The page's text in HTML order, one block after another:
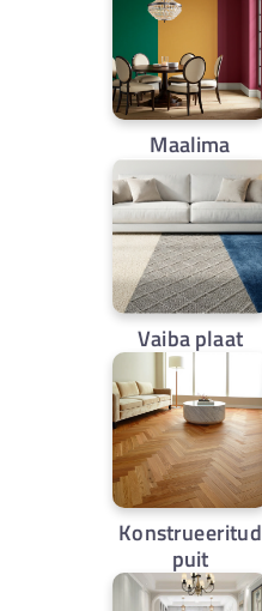
Maalima
Vaiba plaat
Konstrueeritud
puit